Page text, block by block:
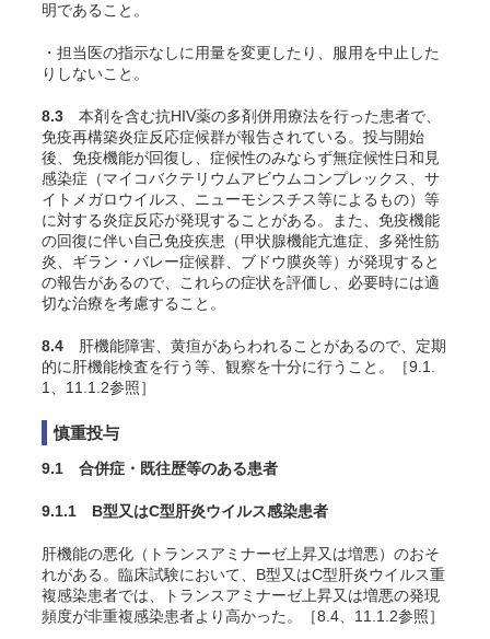
明であること。
・担当医の指示なしに用量を変更したり、服用を中止した
りしないこと。
8.3 本剤を含む抗HIV薬の多剤併用療法を行った患者で、
免疫再構築炎症反応症候群が報告されている。投与開始
後、免疫機能が回復し、症候性のみならず無症候性日和見
感染症（マイコバクテリウムアビウムコンプレックス、サ
イトメガロウイルス、ニューモシスチス等によるもの）等
に対する炎症反応が発現することがある。また、免疫機能
の回復に伴い自己免疫疾患（甲状腺機能亢進症、多発性筋
炎、ギラン・バレー症候群、ブドウ膜炎等）が発現すると
の報告があるので、これらの症状を評価し、必要時には適
切な治療を考慮すること。
8.4 肝機能障害、黄疸があらわれることがあるので、定期
的に肝機能検査を行う等、観察を十分に行うこと。［9.1.
1、11.1.2参照］
慎重投与
9.1 合併症・既往歴等のある患者
9.1.1 B型又はC型肝炎ウイルス感染患者
肝機能の悪化（トランスアミナーゼ上昇又は増悪）のおそ
れがある。臨床試験において、B型又はC型肝炎ウイルス重
複感染患者では、トランスアミナーゼ上昇又は増悪の発現
頻度が非重複感染患者より高かった。［8.4、11.1.2参照］